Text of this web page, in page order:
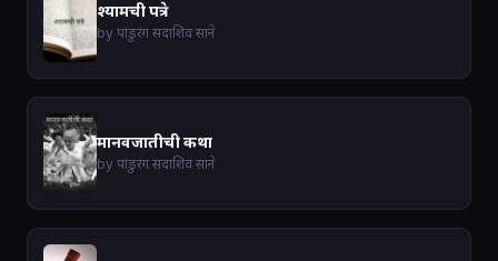
श्यामची पत्रे
by पांडुरंग सदाशिव साने
मानवजातीची कथा
by पांडुरंग सदाशिव साने